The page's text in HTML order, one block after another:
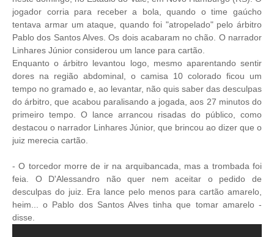
jogador corria para receber a bola, quando o time gaúcho
tentava armar um ataque, quando foi "atropelado" pelo árbitro
Pablo dos Santos Alves. Os dois acabaram no chão. O narrador
Linhares Júnior considerou um lance para cartão.
Enquanto o árbitro levantou logo, mesmo aparentando sentir
dores na região abdominal, o camisa 10 colorado ficou um
tempo no gramado e, ao levantar, não quis saber das desculpas
do árbitro, que acabou paralisando a jogada, aos 27 minutos do
primeiro tempo. O lance arrancou risadas do público, como
destacou o narrador Linhares Júnior, que brincou ao dizer que o
juiz merecia cartão.
- O torcedor morre de ir na arquibancada, mas a trombada foi
feia. O D'Alessandro não quer nem aceitar o pedido de
desculpas do juiz. Era lance pelo menos para cartão amarelo,
heim... o Pablo dos Santos Alves tinha que tomar amarelo -
disse.